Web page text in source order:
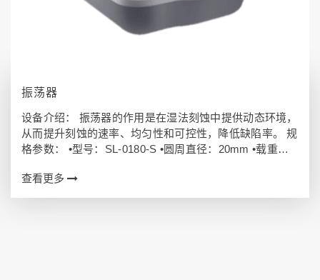
振荡器
设备介绍： 振荡器的作用是在湿法刻蚀中提供动态环境，
从而提升刻蚀的速率、均匀性和可控性，降低缺陷率。 规
格参数： •型号：SL-0180-S •圆周直径：20mm •载重
盘…
查看更多